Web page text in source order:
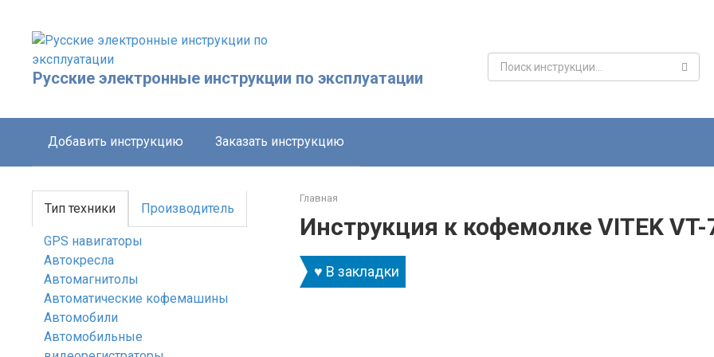
контенту
Русские электронные инструкции по эксплуатации
Поиск:
Добавить инструкцию Заказать инструкцию
Главная
Инструкция к кофемолке VITEK VT-
♥ В закладки
Тип техники Производитель
GPS навигаторы
Автокресла
Автомагнитолы
Автоматические кофемашины
Автомобили
Автомобильные